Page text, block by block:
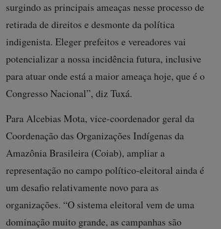
surgindo as principais ameaças nesse processo de
retirada de direitos e desmonte da política
indigenista. Eleger prefeitos e vereadores vai
potencializar a nossa incidência futura, inclusive
para atuar onde está a maior ameaça hoje, que é o
Congresso Nacional”, diz Tuxá.
Para Alcebias Mota, vice-coordenador geral da
Coordenação das Organizações Indígenas da
Amazônia Brasileira (Coiab), ampliar a
representação no campo político-eleitoral ainda é
um desafio relativamente novo para as
organizações. “O sistema eleitoral vem de uma
dominação muito grande, as campanhas são